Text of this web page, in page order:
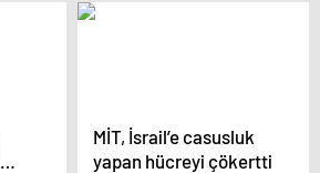
halkına soykırım
MİT, İsrail’e casusluk
yapan hücreyi çökertti